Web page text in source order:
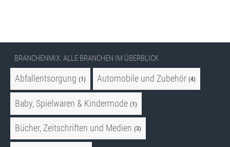
BRANCHENMIX: ALLE BRANCHEN IM ÜBERBLICK
Abfallentsorgung (1) Automobile und Zubehör (4)
Baby, Spielwaren & Kindermode (1)
Bücher, Zeitschriften und Medien (3)